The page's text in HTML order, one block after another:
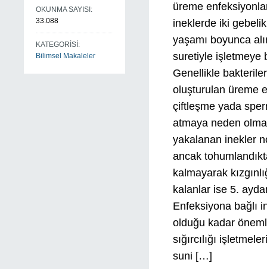
OKUNMA SAYISI:
33.088
KATEGORİSİ:
Bilimsel Makaleler
üreme
ineklerde iki
yaşamı boyunca
suretiyle işletmeye
Genellikle
oluşturulan üreme
çiftleşme yada
atmaya neden
yakalanan inekler
ancak
kalmayarak
kalanlar ise 5.
Enfeksiyona bağlı
olduğu kadar
sığırcılığı
suni […]